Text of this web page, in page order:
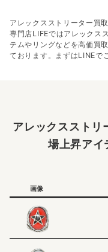
アレックスストリーター買
専門店LIFEではアレックス
テムやリングなどを高価買
ております。まずはLINEで
アレックスストリ
場上昇アイ
画像